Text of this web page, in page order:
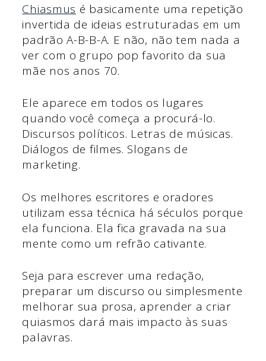
Chiasmus é basicamente uma repetição
invertida de ideias estruturadas em um
padrão A-B-B-A. E não, não tem nada a
ver com o grupo pop favorito da sua
mãe nos anos 70.
Ele aparece em todos os lugares
quando você começa a procurá-lo.
Discursos políticos. Letras de músicas.
Diálogos de filmes. Slogans de
marketing.
Os melhores escritores e oradores
utilizam essa técnica há séculos porque
ela funciona. Ela fica gravada na sua
mente como um refrão cativante.
Seja para escrever uma redação,
preparar um discurso ou simplesmente
melhorar sua prosa, aprender a criar
quiasmos dará mais impacto às suas
palavras.